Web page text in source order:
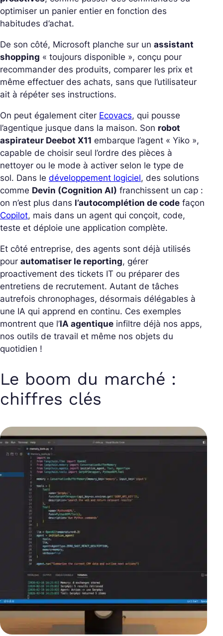
optimiser un panier entier en fonction des
habitudes d’achat.
De son côté, Microsoft planche sur un assistant
shopping « toujours disponible », conçu pour
recommander des produits, comparer les prix et
même effectuer des achats, sans que l’utilisateur
ait à répéter ses instructions.
On peut également citer Ecovacs, qui pousse
l’agentique jusque dans la maison. Son robot
aspirateur Deebot X11 embarque l’agent « Yiko »,
capable de choisir seul l’ordre des pièces à
nettoyer ou le mode à activer selon le type de
sol. Dans le développement logiciel, des solutions
comme Devin (Cognition AI) franchissent un cap :
on n’est plus dans l’autocomplétion de code façon
Copilot, mais dans un agent qui conçoit, code,
teste et déploie une application complète.
Et côté entreprise, des agents sont déjà utilisés
pour automatiser le reporting, gérer
proactivement des tickets IT ou préparer des
entretiens de recrutement. Autant de tâches
autrefois chronophages, désormais délégables à
une IA qui apprend en continu. Ces exemples
montrent que l’IA agentique infiltre déjà nos apps,
nos outils de travail et même nos objets du
quotidien !
Le boom du marché :
chiffres clés